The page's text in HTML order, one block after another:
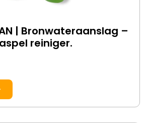
| Bronwateraanslag –
reiniger.